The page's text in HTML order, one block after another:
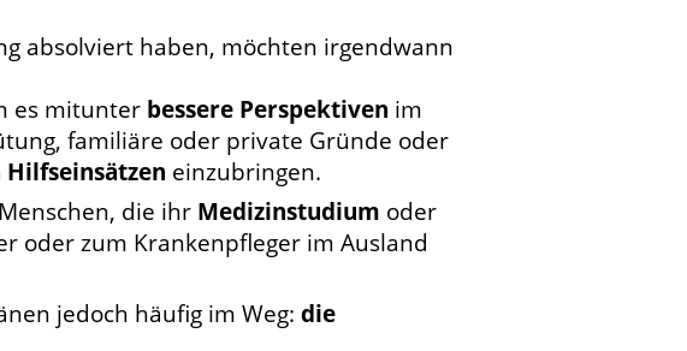
absolviert haben, möchten irgendwann
es mitunter bessere Perspektiven im
familiäre oder private Gründe oder
einzubringen.
die ihr Medizinstudium oder
oder zum Krankenpfleger im Ausland
jedoch häufig im Weg: die